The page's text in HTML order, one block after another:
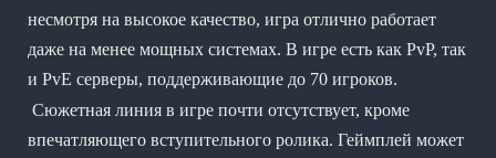
несмотря на высокое качество, игра отлично работает
даже на менее мощных системах. В игре есть как PvP, так
и PvE серверы, поддерживающие до 70 игроков.
Сюжетная линия в игре почти отсутствует, кроме
впечатляющего вступительного ролика. Геймплей может